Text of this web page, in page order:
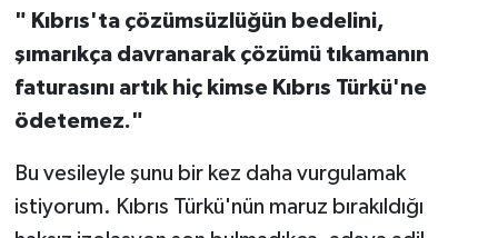
" Kıbrıs'ta çözümsüzlüğün bedelini,
şımarıkça davranarak çözümü tıkamanın
faturasını artık hiç kimse Kıbrıs Türkü'ne
ödetemez."
Bu vesileyle şunu bir kez daha vurgulamak
istiyorum. Kıbrıs Türkü'nün maruz bırakıldığı